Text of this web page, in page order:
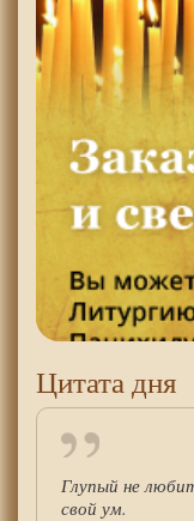
Цитата дня
Глупый не
свой ум.